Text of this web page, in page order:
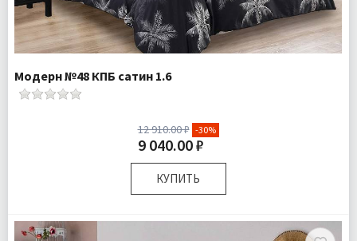
Модерн №48 КПБ сатин 1.6
12 910.00 ₽ -30%
9 040.00 ₽
КУПИТЬ
Комплектация:
Пододеяльник 1 шт Простыня 1 шт